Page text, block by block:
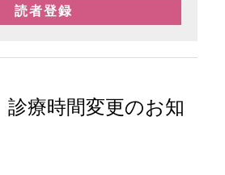
読者登録
診療時間変更のお知